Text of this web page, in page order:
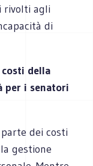
rivolti agli
di
costi della
per i senatori
dei costi
gestione